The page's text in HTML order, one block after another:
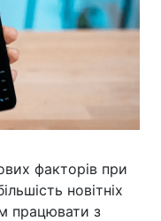
факторів при
новітніх
працювати з